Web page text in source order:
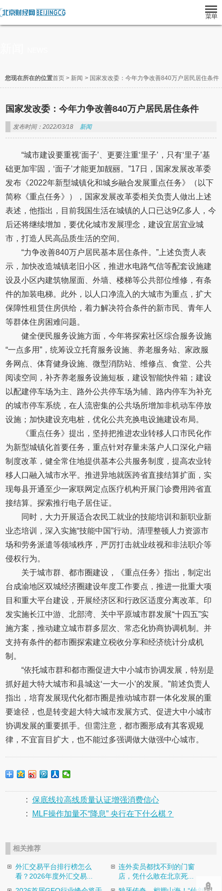
您现在所在的位置首页 > 新闻 > 国家发改委：今年力争改善840万户居民居住条件
国家发改委：今年力争改善840万户居民居住条件
发布时间：2022/03/18 新闻
“城市建设要重视‘面子’、更要注重‘里子’，只有‘里子’基
础更加牢固，‘面子’才能更加靓丽。”17日，国家发展改革委
发布《2022年新型城镇化和城乡融合发展重点任务》（以下
简称《重点任务》），国家发展改革委相关负责人做出上述
表述，他指出，目前我国生活在城镇的人口已达9亿多人，今
后还将继续增加，要优化城市发展理念，建设宜居宜业城
市，打造人民高品质生活的空间。
“力争改善840万户居民基本居住条件。”上述负责人表
示，加快改造城镇老旧小区，推进水电路气信等配套设施建
设及小区内建筑物屋面、外墙、楼梯等公共部位维修，有条
件的加装电梯。此外，以人口净流入的大城市为重点，扩大
保障性租赁住房供给，着力解决符合条件的新市民、青年人
等群体住房困难问题。
健全便民服务设施方面，今年将探索社区综合服务设施
“一点多用”，统筹设立托育服务设施、养老服务站、家政服
务网点、体育健身设施、微型消防站、维修点、食堂、公共
阅读空间，补齐养老服务设施短板，建设智能快件箱；建设
以配建停车场为主、路外公共停车场为辅、路内停车为补充
的城市停车系统，在人流密集的公共场所增加非机动车停放
设施；加快建设充电桩，优化公共充换电设施建设布局。
《重点任务》提出，坚持把推进农业转移人口市民化作
为新型城镇化首要任务，重点针对存量未落户人口深化户籍
制度改革，健全常住地提供基本公共服务制度，提高农业转
移人口融入城市水平。推进异地就医跨省直接结算扩面，实
现每县开通至少一家联网定点医疗机构开展门诊费用跨省直
接结算。探索推行电子居住证。
同时，大力开展适合农民工就业的技能培训和新职业新
业态培训，深入实施“技能中国”行动。清理整顿人力资源市
场和劳务派遣等领域秩序，严厉打击就业歧视和非法职介等
侵权行为。
关于城市群、都市圈建设，《重点任务》指出，制定出
台成渝地区双城经济圈建设年度工作要点，推进一批重大项
目和重大平台建设，开展经济区和行政区适度分离改革。印
发实施长江中游、北部湾、关中平原城市群发展“十四五”实
施方案，推动建立城市群多层次、常态化协商协调机制。并
支持有条件的都市圈探索建立税收分享和经济统计分成机
制。
“依托城市群和都市圈促进大中小城市协调发展，特别是
抓好超大特大城市和县城这‘一大一小’的发展。”前述负责人
指出，培育发展现代化都市圈是推动城市群一体化发展的重
要途径，也是转变超大特大城市发展方式、促进大中小城市
协调发展的重要抓手。但需注意，都市圈形成有其客观规
律，不宜盲目扩大，也不能过多强调做大做强中心城市。
: 保底线拉高线质量认证增强消费信心
:
MLF操作加量不“降息” 央行在下什么棋？
相关推荐
外汇交易平台排行榜怎么
看？2026年度外汇交易...
连外卖员都找不到的门窗
店，凭什么敢在北京死...